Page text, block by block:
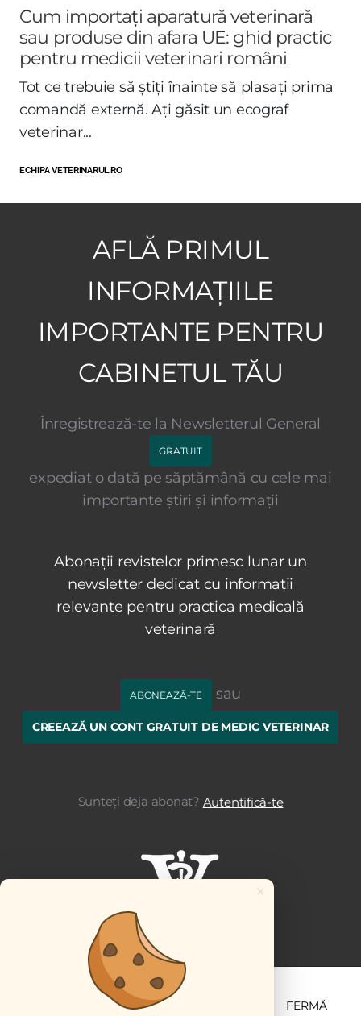
Cum importați aparatură veterinară
sau produse din afara UE: ghid practic
pentru medicii veterinari români
Tot ce trebuie să știți înainte să plasați prima
comandă externă. Ați găsit un ecograf
veterinar...
ECHIPA VETERINARUL.RO
AFLĂ PRIMUL
INFORMAȚIILE
IMPORTANTE PENTRU
CABINETUL TĂU
Înregistrează-te la Newsletterul General
GRATUIT
expediat o dată pe săptămână cu cele mai
importante știri și informații
Abonații revistelor primesc lunar un
newsletter dedicat cu informații
relevante pentru practica medicală
veterinară
ABONEAZĂ-TE sau
CREEAZĂ UN CONT GRATUIT DE MEDIC VETERINAR
Sunteți deja abonat? Autentifică-te
ȘTIINȚĂ ȘI PRACTICĂ FERMĂ
×